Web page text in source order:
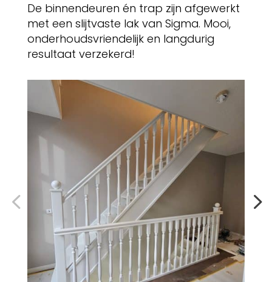
De binnendeuren én trap zijn afgewerkt
met een slijtvaste lak van Sigma. Mooi,
onderhoudsvriendelijk en langdurig
resultaat verzekerd!